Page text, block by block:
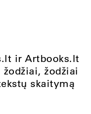
ir Artbooks.lt
žodžiai
skaitymą